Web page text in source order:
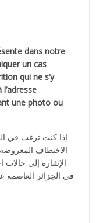
dans notre
un cas
qui ne s’y
une photo ou
إذا كنت ترغب في
الاختطاف
الإشارة إلى